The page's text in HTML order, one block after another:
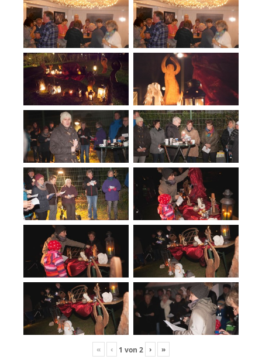
« ‹ 1 von 2 › »